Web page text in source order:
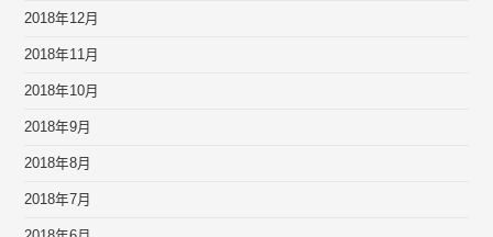
2018年12月
2018年11月
2018年10月
2018年9月
2018年8月
2018年7月